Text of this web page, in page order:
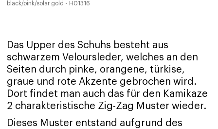
black/pink/solar gold - H01316
Das Upper des Schuhs besteht aus
schwarzem Veloursleder, welches an den
Seiten durch pinke, orangene, türkise,
graue und rote Akzente gebrochen wird.
Dort findet man auch das für den Kamikaze
2 charakteristische Zig-Zag Muster wieder.
Dieses Muster entstand aufgrund des